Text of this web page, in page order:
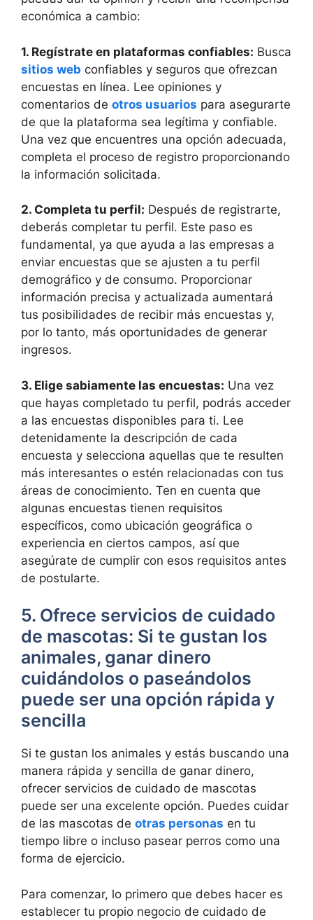
económica a cambio:
1. Regístrate en plataformas confiables: Busca
sitios web confiables y seguros que ofrezcan
encuestas en línea. Lee opiniones y
comentarios de otros usuarios para asegurarte
de que la plataforma sea legítima y confiable.
Una vez que encuentres una opción adecuada,
completa el proceso de registro proporcionando
la información solicitada.
2. Completa tu perfil: Después de registrarte,
deberás completar tu perfil. Este paso es
fundamental, ya que ayuda a las empresas a
enviar encuestas que se ajusten a tu perfil
demográfico y de consumo. Proporcionar
información precisa y actualizada aumentará
tus posibilidades de recibir más encuestas y,
por lo tanto, más oportunidades de generar
ingresos.
3. Elige sabiamente las encuestas: Una vez
que hayas completado tu perfil, podrás acceder
a las encuestas disponibles para ti. Lee
detenidamente la descripción de cada
encuesta y selecciona aquellas que te resulten
más interesantes o estén relacionadas con tus
áreas de conocimiento. Ten en cuenta que
algunas encuestas tienen requisitos
específicos, como ubicación geográfica o
experiencia en ciertos campos, así que
asegúrate de cumplir con esos requisitos antes
de postularte.
5. Ofrece servicios de cuidado
de mascotas: Si te gustan los
animales, ganar dinero
cuidándolos o paseándolos
puede ser una opción rápida y
sencilla
Si te gustan los animales y estás buscando una
manera rápida y sencilla de ganar dinero,
ofrecer servicios de cuidado de mascotas
puede ser una excelente opción. Puedes cuidar
de las mascotas de otras personas en tu
tiempo libre o incluso pasear perros como una
forma de ejercicio.
Para comenzar, lo primero que debes hacer es
establecer tu propio negocio de cuidado de